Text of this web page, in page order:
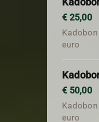
€ 25,00
Kadobon
euro
€ 50,00
Kadobon
euro